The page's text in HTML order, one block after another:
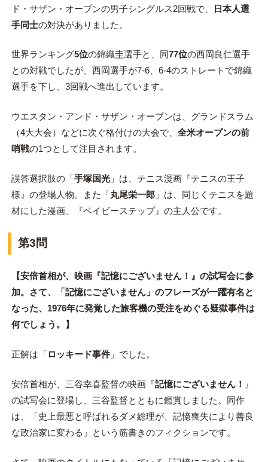
ド・サザン・オープンの男子シングルス2回戦で、
日本人選
手同士の対決がありました。
世界ランキング5位の錦織圭選手と、同77位の西岡良仁選手
との対戦でしたが、西岡選手が7-6、6-4のストレートで錦織
選手を下し、3回戦へ進出しています。
ウエスタン・アンド・サザン・オープンは、グランドスラム
（4大大会）などに次ぐ格付けの大会で、 全米オープンの前
哨戦の1つとして注目されます。
誤答選択肢の「手塚国光」は、テニス漫画『テニスの王子
様』の登場人物。また「丸尾栄一郎」は、同じくテニスを題
材にした漫画、『ベイビーステップ』の主人公です。
第3問
【安倍首相が、映画『記憶にございません！』の試写会に参
加。さて、「記憶にございません」のフレーズが一躍有名と
なった、1976年に発覚した旅客機の受注をめぐる疑獄事件は
何でしょう。】
正解は「ロッキード事件」でした。
安倍首相が、三谷幸喜監督の映画『記憶にございません！ 』
の試写会に登場し、三谷監督とともに鑑賞しました。同作
は、「史上最悪と呼ばれるダメ総理が、記憶喪失により善良
な政治家に変わる」という筋書きのフィクションです。